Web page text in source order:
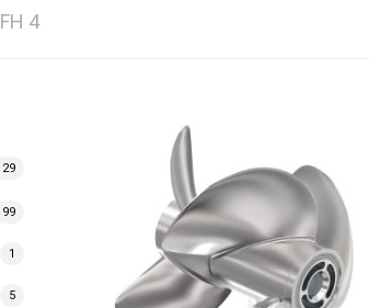
FH 4
29
99
1
5